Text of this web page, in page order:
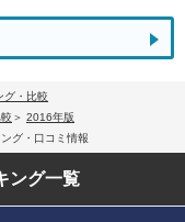
グ・比較
2016年版
グ・口コミ情報
ング一覧